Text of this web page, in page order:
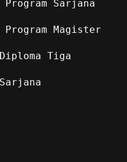
Program Sarjana
Program Magister
Tiga